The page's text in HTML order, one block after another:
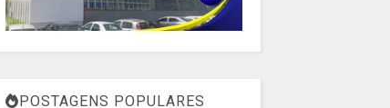
POSTAGENS POPULARES